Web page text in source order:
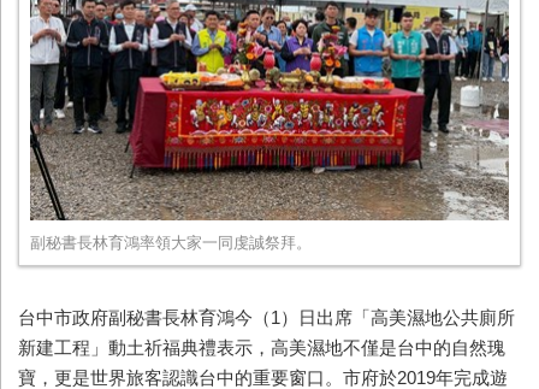
副秘書長林育鴻率領大家一同虔誠祭拜。
台中市政府副秘書長林育鴻今（1）日出席「高美濕地公共廁所
新建工程」動土祈福典禮表示，高美濕地不僅是台中的自然瑰
寶，更是世界旅客認識台中的重要窗口。市府於2019年完成遊